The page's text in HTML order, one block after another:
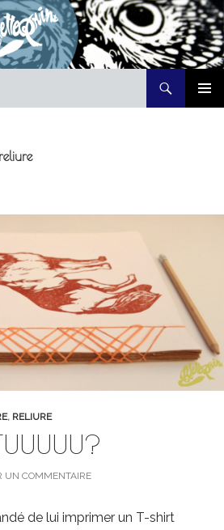
, RELIURE
UN COMMENTAIRE
de lui imprimer un T-shirt